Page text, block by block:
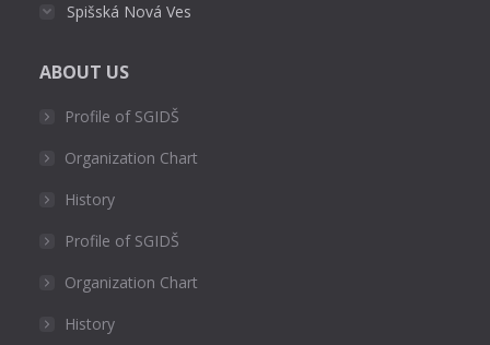
Spišská Nová Ves
ABOUT US
Profile of SGIDŠ
Organization Chart
History
Profile of SGIDŠ
Organization Chart
History